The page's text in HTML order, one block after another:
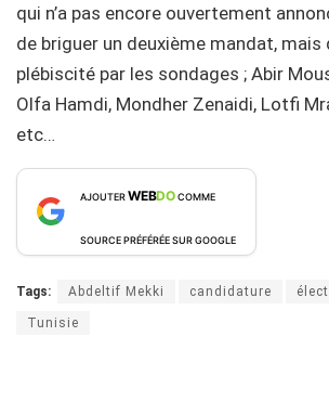
qui n’a pas encore ouvertement
de briguer un deuxième mandat, mais
plébiscité par les sondages ; Abir
Olfa Hamdi, Mondher Zenaidi, Lotfi
etc…
AJOUTERWEBDOCOMME
SOURCE PRÉFÉRÉE SUR GOOGLE
Tags: Abdeltif Mekki candidature
Tunisie